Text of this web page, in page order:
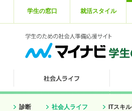
学生の窓口 就活スタイル
診断 社会人ライフ ITスキル